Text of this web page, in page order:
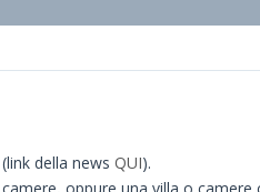
della news QUI).